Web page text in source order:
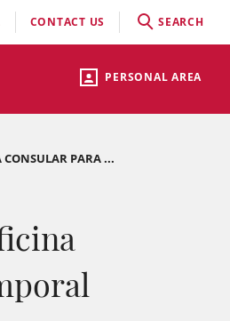
PERSONAL AREA
CONTACT US SEARCH
PARA ...